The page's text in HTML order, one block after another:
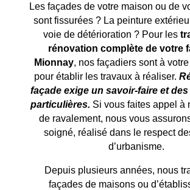
Les façades de votre maison ou de
sont fissurées ? La peinture
voie de détérioration ? Pour les
rénovation complète de votre
Mionnay, nos façadiers sont à
pour établir les travaux à réaliser.
façade exige un savoir-faire et
particulières. Si vous faites appel à
de ravalement, nous vous
soigné, réalisé dans le respect
d’urbanisme.
Depuis plusieurs années, nous
façades de maisons ou